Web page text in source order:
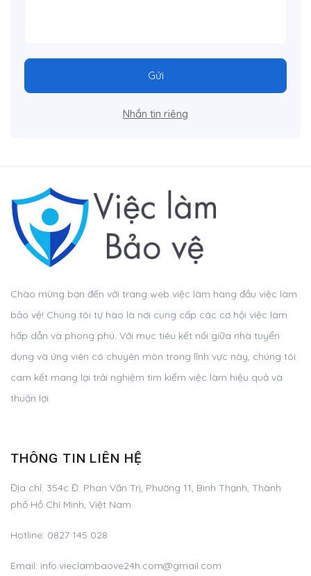
Gửi
Nhắn tin riêng
Chào mừng bạn đến với trang web việc làm hàng đầu việc làm
bảo vệ! Chúng tôi tự hào là nơi cung cấp các cơ hội việc làm
hấp dẫn và phong phú. Với mục tiêu kết nối giữa nhà tuyển
dụng và ứng viên có chuyên môn trong lĩnh vực này, chúng tôi
cam kết mang lại trải nghiệm tìm kiếm việc làm hiệu quả và
thuận lợi.
THÔNG TIN LIÊN HỆ
Địa chỉ: 354c Đ. Phan Văn Trị, Phường 11, Bình Thạnh, Thành
phố Hồ Chí Minh, Việt Nam
Hotline: 0827 145 028
Email: info.vieclambaove24h.com@gmail.com